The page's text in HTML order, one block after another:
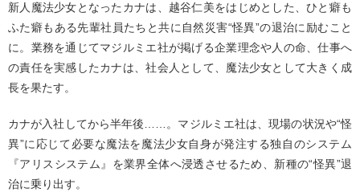
新人魔法少女となったカナは、越谷仁美をはじめとした、ひと癖も
ふた癖もある先輩社員たちと共に自然災害“怪異”の退治に励むこと
に。業務を通じてマジルミエ社が掲げる企業理念や人の命、仕事へ
の責任を実感したカナは、社会人として、魔法少女として大きく成
長を果たす。
カナが入社してから半年後……。マジルミエ社は、現場の状況や“怪
異”に応じて必要な魔法を魔法少女自身が発注する独自のシステム
『アリスシステム』を業界全体へ浸透させるため、新種の“怪異”退
治に乗り出す。